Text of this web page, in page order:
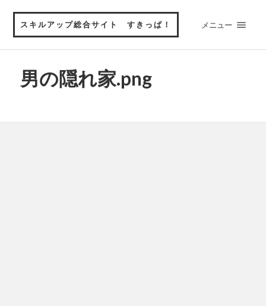
スキルアップ総合サイト すきっぱ！ メニュー
男の隠れ家.png